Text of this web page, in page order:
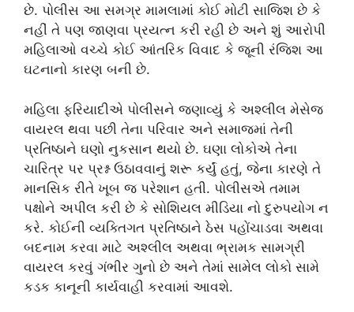
છે. પોલીસ આ સમગ્ર મામલામાં કોઈ મોટી સાજિશ છે કે
નહીં તે પણ જાણવા પ્રયત્ન કરી રહી છે અને શું આરોપી
મહિલાઓ વચ્ચે કોઈ આંતરિક વિવાદ કે જૂની રંજિશ આ
ઘટનાનો કારણ બની છે.
મહિલા ફરિયાદીએ પોલીસને જણાવ્યું કે અશ્લીલ મેસેજ
વાયરલ થવા પછી તેના પરિવાર અને સમાજમાં તેની
પ્રતિષ્ઠાને ઘણો નુકસાન થયો છે. ઘણા લોકોએ તેના
ચારિત્ર પર પ્રશ્ન ઉઠાવવાનું શરૂ કર્યું હતું, જેના કારણે તે
માનસિક રીતે ખૂબ જ પરેશાન હતી. પોલીસએ તમામ
પક્ષોને અપીલ કરી છે કે સોશિયલ મીડિયા નો દુરુપયોગ ન
કરે. કોઈની વ્યક્તિગત પ્રતિષ્ઠાને ઠેસ પહોંચાડવા અથવા
બદનામ કરવા માટે અશ્લીલ અથવા ભ્રામક સામગ્રી
વાયરલ કરવું ગંભીર ગુનો છે અને તેમાં સામેલ લોકો સામે
કડક કાનૂની કાર્યવાહી કરવામાં આવશે.